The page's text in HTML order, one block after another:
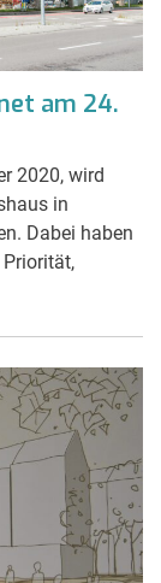
am 24.
2020, wird
in
Dabei haben